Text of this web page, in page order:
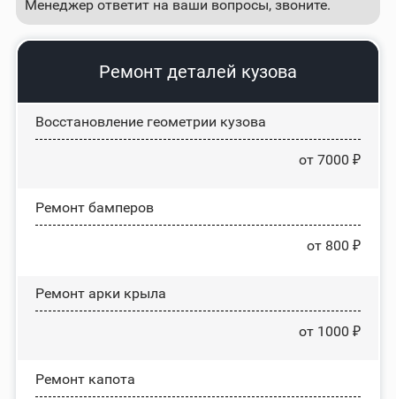
Менеджер ответит на ваши вопросы, звоните.
Ремонт деталей кузова
Восстановление геометрии кузова
от 7000 ₽
Ремонт бамперов
от 800 ₽
Ремонт арки крыла
от 1000 ₽
Ремонт капота